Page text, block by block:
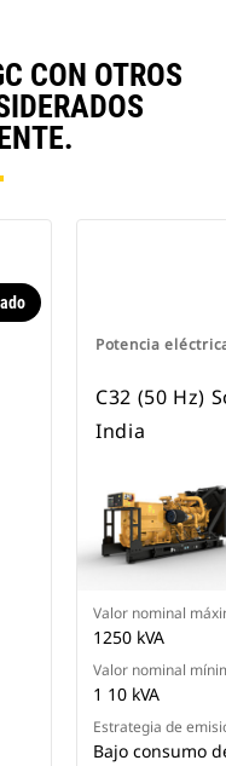
CON OTROS
Potencia
C32 (50 Hz)
India
Valor nominal
1250 kVA
Valor nominal
1 10 kVA
Estrategia de
Bajo consumo